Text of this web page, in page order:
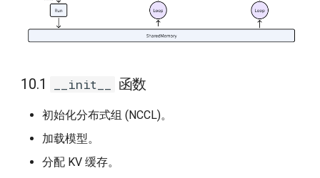
10.1 __init__ 函数
初始化分布式组 (NCCL)。
加载模型。
分配 KV 缓存。